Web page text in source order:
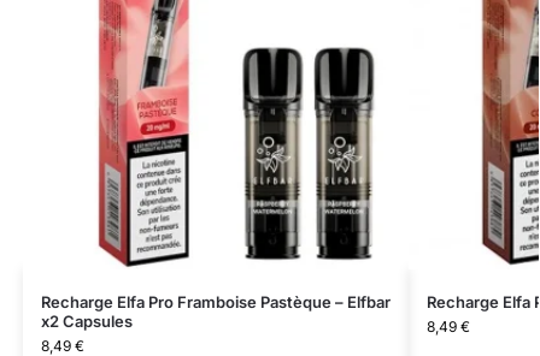
Recharge Elfa Pro Framboise Pastèque – Elfbar
x2 Capsules
8,49 €
Recharge Elfa
8,49 €